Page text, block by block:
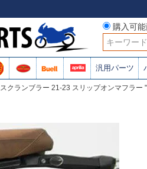
購入可
検索
汎用パーツ
クランブラー 21-23 スリップオンマフラー